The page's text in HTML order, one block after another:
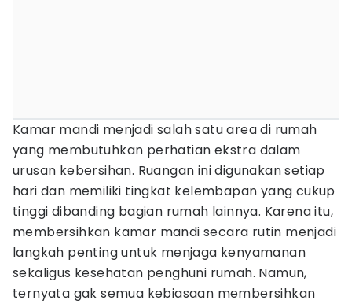
Kamar mandi menjadi salah satu area di rumah
yang membutuhkan perhatian ekstra dalam
urusan kebersihan. Ruangan ini digunakan setiap
hari dan memiliki tingkat kelembapan yang cukup
tinggi dibanding bagian rumah lainnya. Karena itu,
membersihkan kamar mandi secara rutin menjadi
langkah penting untuk menjaga kenyamanan
sekaligus kesehatan penghuni rumah. Namun,
ternyata gak semua kebiasaan membersihkan